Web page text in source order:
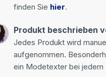
finden Sie hier.
Produkt beschrieben
Jedes Produkt wird
aufgenommen.
ein Modetexter bei jedem